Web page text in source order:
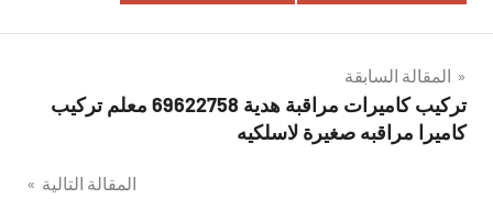
تصفّح
المقالات
المقالة السابقة
تركيب كاميرات مراقبة هدية 69622758 معلم تركيب
كاميرا مراقبه صغيرة لاسلكيه
المقالة التالية